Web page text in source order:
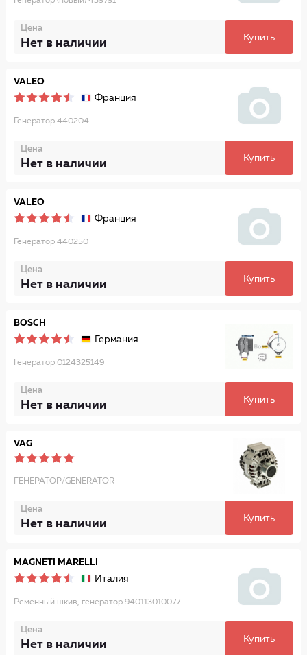
Цена
Нет в наличии Купить
VALEO
Франция
Генератор 440204
Цена
Нет в наличии Купить
VALEO
Франция
Генератор 440250
Цена
Нет в наличии Купить
BOSCH
Германия
Генератор 0124325149
Цена
Нет в наличии Купить
VAG
ГЕНЕРАТОР/GENERATOR
Цена
Нет в наличии Купить
MAGNETI MARELLI
Италия
Ременный шкив, генератор 940113010077
Цена
Нет в наличии Купить